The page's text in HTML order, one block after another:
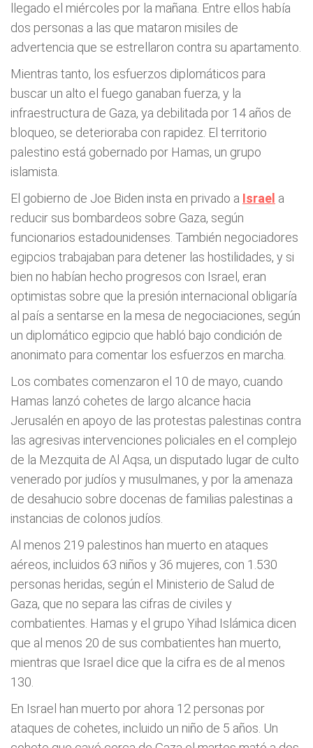
llegado el miércoles por la mañana. Entre ellos había
dos personas a las que mataron misiles de
advertencia que se estrellaron contra su apartamento.
Mientras tanto, los esfuerzos diplomáticos para
buscar un alto el fuego ganaban fuerza, y la
infraestructura de Gaza, ya debilitada por 14 años de
bloqueo, se deterioraba con rapidez. El territorio
palestino está gobernado por Hamas, un grupo
islamista.
El gobierno de Joe Biden insta en privado a Israel a
reducir sus bombardeos sobre Gaza, según
funcionarios estadounidenses. También negociadores
egipcios trabajaban para detener las hostilidades, y si
bien no habían hecho progresos con Israel, eran
optimistas sobre que la presión internacional obligaría
al país a sentarse en la mesa de negociaciones, según
un diplomático egipcio que habló bajo condición de
anonimato para comentar los esfuerzos en marcha.
Los combates comenzaron el 10 de mayo, cuando
Hamas lanzó cohetes de largo alcance hacia
Jerusalén en apoyo de las protestas palestinas contra
las agresivas intervenciones policiales en el complejo
de la Mezquita de Al Aqsa, un disputado lugar de culto
venerado por judíos y musulmanes, y por la amenaza
de desahucio sobre docenas de familias palestinas a
instancias de colonos judíos.
Al menos 219 palestinos han muerto en ataques
aéreos, incluidos 63 niños y 36 mujeres, con 1.530
personas heridas, según el Ministerio de Salud de
Gaza, que no separa las cifras de civiles y
combatientes. Hamas y el grupo Yihad Islámica dicen
que al menos 20 de sus combatientes han muerto,
mientras que Israel dice que la cifra es de al menos
130.
En Israel han muerto por ahora 12 personas por
ataques de cohetes, incluido un niño de 5 años. Un